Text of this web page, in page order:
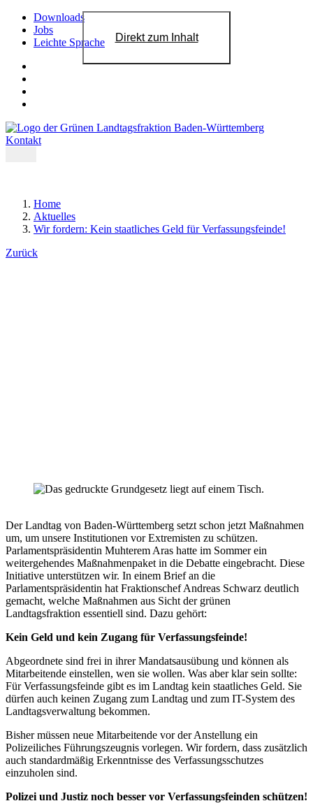
Direkt zum Inhalt
Downloads
Jobs
Leichte Sprache
Kontakt
Home
Aktuelles
Wir fordern: Kein staatliches Geld für Verfassungsfeinde!
Zurück
Der Landtag von Baden-Württemberg setzt schon jetzt Maßnahmen
um, um unsere Institutionen vor Extremisten zu schützen.
Parlamentspräsidentin Muhterem Aras hatte im Sommer ein
weitergehendes Maßnahmenpaket in die Debatte eingebracht. Diese
Initiative unterstützen wir. In einem Brief an die
Parlamentspräsidentin hat Fraktionschef Andreas Schwarz deutlich
gemacht, welche Maßnahmen aus Sicht der grünen
Landtagsfraktion essentiell sind. Dazu gehört:
Kein Geld und kein Zugang für Verfassungsfeinde!
Abgeordnete sind frei in ihrer Mandatsausübung und können als
Mitarbeitende einstellen, wen sie wollen. Was aber klar sein sollte:
Für Verfassungsfeinde gibt es im Landtag kein staatliches Geld. Sie
dürfen auch keinen Zugang zum Landtag und zum IT-System des
Landtagsverwaltung bekommen.
Bisher müssen neue Mitarbeitende vor der Anstellung ein
Polizeiliches Führungszeugnis vorlegen. Wir fordern, dass zusätzlich
auch standardmäßig Erkenntnisse des Verfassungsschutzes
einzuholen sind.
Polizei und Justiz noch besser vor Verfassungsfeinden schützen!